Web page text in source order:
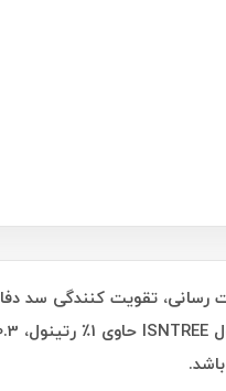
رطوبت رسانی، تقویت